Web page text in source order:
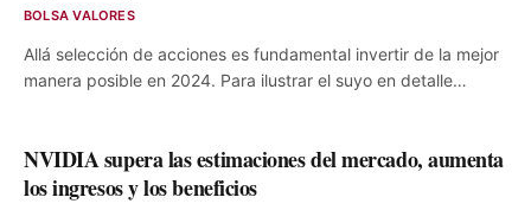
BOLSA VALORES
Allá selección de acciones es fundamental invertir de la mejor
manera posible en 2024. Para ilustrar el suyo en detalle…
NVIDIA supera las estimaciones del mercado, aumenta
los ingresos y los beneficios